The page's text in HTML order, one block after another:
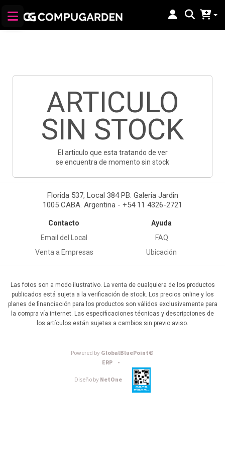
ARTICULO
SIN STOCK
El articulo que esta tratando de ver
se encuentra de momento sin stock
Florida 537, Local 384 PB. Galeria Jardin
1005 CABA. Argentina - +54 11 4326-2721
Contacto
Email del Local
Venta a Empresas
Ayuda
FAQ
Ubicación
Las fotos son a modo ilustrativo. La venta de cualquiera de los productos
publicados está sujeta a la verificación de stock. Los precios online y los
planes de financiación para los productos son válidos exclusivamente para
la compra vía internet. Las especificaciones técnicas y descripciones de
los artículos están sujetas a cambios sin previo aviso.
Powered byGlobalBluePoint©
ERP -
Diseño byNetOne